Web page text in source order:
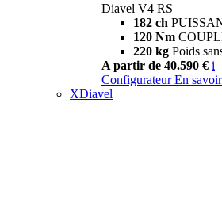
Diavel V4 RS
182 ch
120 Nm
220 kg Poids
A partir de 40.590 € i
Configurateur En
XDiavel